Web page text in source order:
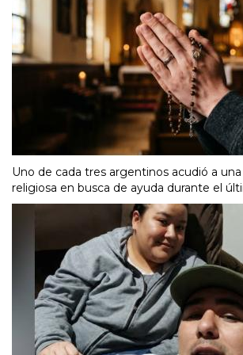
Uno de cada tres argentinos acudió a
religiosa en busca de ayuda durante el